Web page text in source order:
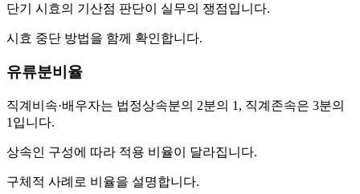
단기 시효의 기산점 판단이 실무의 쟁점입니다.
시효 중단 방법을 함께 확인합니다.
유류분비율
직계비속·배우자는 법정상속분의 2분의 1, 직계존속은 3분의
1입니다.
상속인 구성에 따라 적용 비율이 달라집니다.
구체적 사례로 비율을 설명합니다.